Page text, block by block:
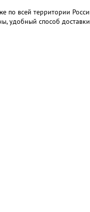
по всей территории
удобный способ